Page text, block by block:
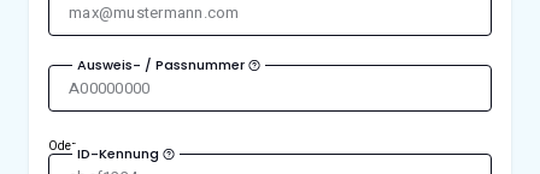
Ausweis- / Passnummer
OderID-Kennung